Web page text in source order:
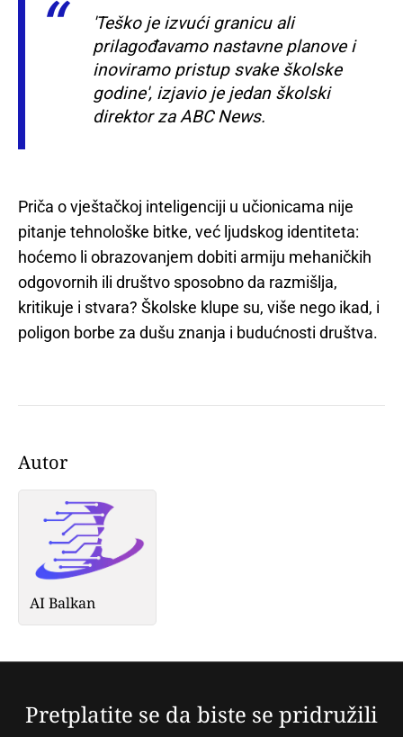
'Teško je izvući granicu ali
prilagođavamo nastavne planove i
inoviramo pristup svake školske
godine', izjavio je jedan školski
direktor za ABC News.
Priča o vještačkoj inteligenciji u učionicama nije
pitanje tehnološke bitke, već ljudskog identiteta:
hoćemo li obrazovanjem dobiti armiju mehaničkih
odgovornih ili društvo sposobno da razmišlja,
kritikuje i stvara? Školske klupe su, više nego ikad, i
poligon borbe za dušu znanja i budućnosti društva.
Autor
AI Balkan
Pretplatite se da biste se pridružili